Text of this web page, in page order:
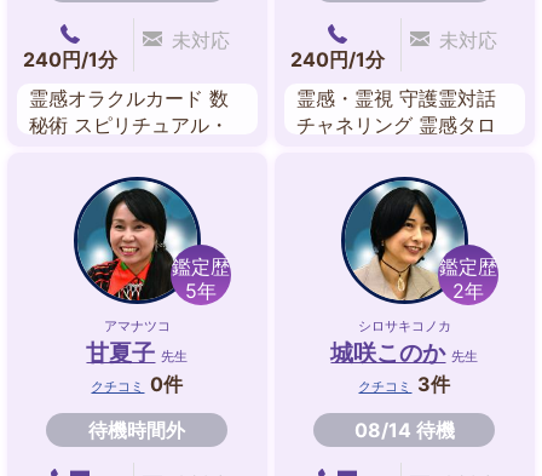
240円/1分
未対応
霊感オラクルカード 数
秘術 スピリチュアル・
240円/1分
未対応
霊感・霊視 守護霊対話
チャネリング 霊感タロ
オーラリーディング
鑑定歴
5年
アマナツコ
甘夏子 先生
クチコミ
0件
待機時間外
鑑定歴
2年
シロサキコノカ
城咲このか 先生
クチコミ
3件
08/14 待機